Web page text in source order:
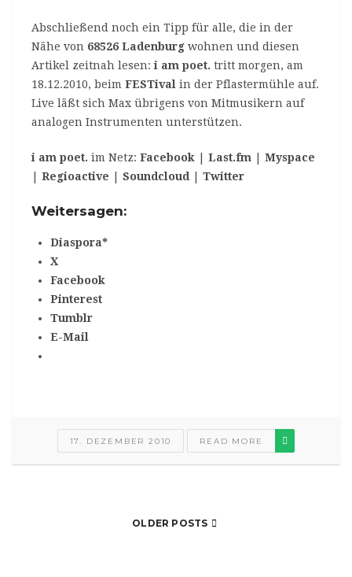
Abschließend noch ein Tipp für alle, die in der
Nähe von 68526 Ladenburg wohnen und diesen
Artikel zeitnah lesen:i am poet. tritt morgen, am
18.12.2010, beim FESTival in der Pflastermühle auf.
Live läßt sich Max übrigens von Mitmusikern auf
analogen Instrumenten unterstützen.
i am poet. im Netz: Facebook Last.fm
Myspace
Regioactive Soundcloud Twitter
Weitersagen:
Diaspora*
X
Facebook
Pinterest
Tumblr
E-Mail
17. DEZEMBER 2010 READ MORE
OLDER POSTS